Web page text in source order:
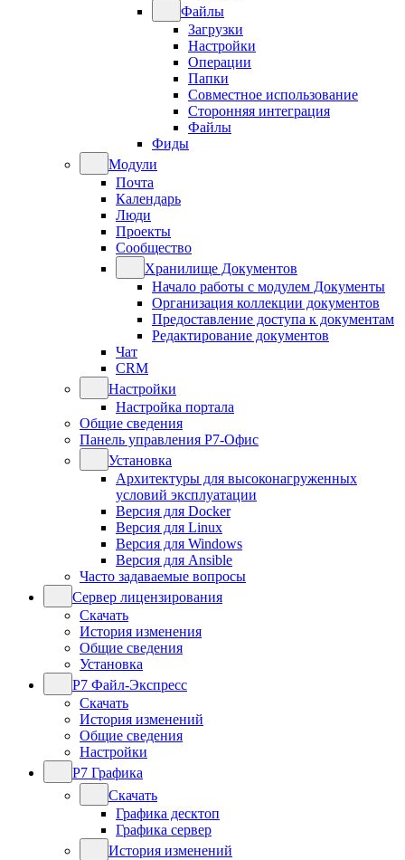
Файлы
Загрузки
Настройки
Операции
Папки
Совместное использование
Сторонняя интеграция
Файлы
Фиды
Модули
Почта
Календарь
Люди
Проекты
Сообщество
Хранилище Документов
Начало работы с модулем Документы
Организация коллекции документов
Предоставление доступа к документам
Редактирование документов
Чат
CRM
Настройки
Настройка портала
Общие сведения
Панель управления Р7-Офис
Установка
Архитектуры для высоконагруженных
условий эксплуатации
Версия для Docker
Версия для Linux
Версия для Windows
Версия для Ansible
Часто задаваемые вопросы
Сервер лицензирования
Скачать
История изменения
Общие сведения
Установка
Р7 Файл-Экспресс
Скачать
История изменений
Общие сведения
Настройки
Р7 Графика
Скачать
Графика десктоп
Графика сервер
История изменений